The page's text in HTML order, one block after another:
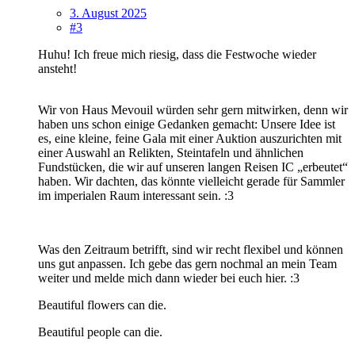
3. August 2025
#3
Huhu! Ich freue mich riesig, dass die Festwoche wieder
ansteht!
Wir von Haus Mevouil würden sehr gern mitwirken, denn wir
haben uns schon einige Gedanken gemacht: Unsere Idee ist
es, eine kleine, feine Gala mit einer Auktion auszurichten mit
einer Auswahl an Relikten, Steintafeln und ähnlichen
Fundstücken, die wir auf unseren langen Reisen IC „erbeutet“
haben. Wir dachten, das könnte vielleicht gerade für Sammler
im imperialen Raum interessant sein. :3
Was den Zeitraum betrifft, sind wir recht flexibel und können
uns gut anpassen. Ich gebe das gern nochmal an mein Team
weiter und melde mich dann wieder bei euch hier. :3
Beautiful flowers can die.
Beautiful people can die.